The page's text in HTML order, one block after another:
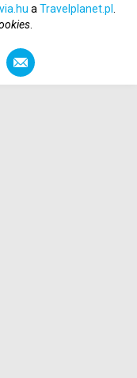
a Travelplanet.pl
.
Odporučiť